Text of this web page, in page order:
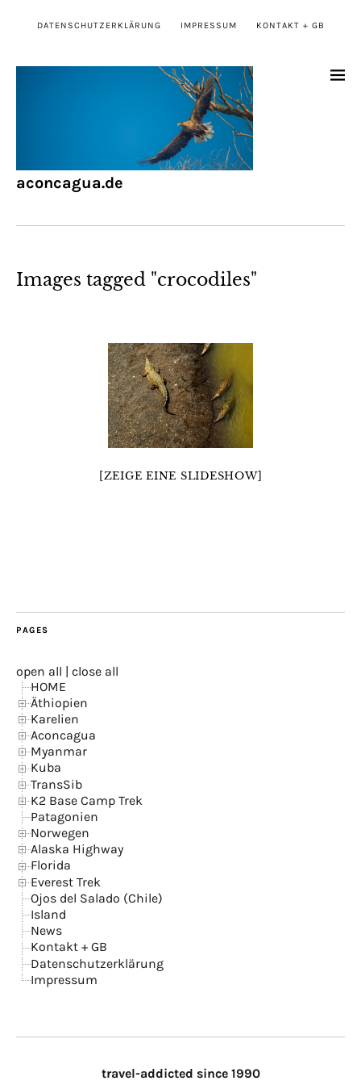
DATENSCHUTZERKLÄRUNG IMPRESSUM KONTAKT + GB
aconcagua.de
Images tagged "crocodiles"
[ZEIGE EINE SLIDESHOW]
PAGES
open all | close all
HOME
Äthiopien
Karelien
Aconcagua
Myanmar
Kuba
TransSib
K2 Base Camp Trek
Patagonien
Norwegen
Alaska Highway
Florida
Everest Trek
Ojos del Salado (Chile)
Island
News
Kontakt + GB
Datenschutzerklärung
Impressum
travel-addicted since 1990